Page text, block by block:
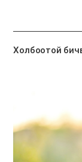
Холбоотой